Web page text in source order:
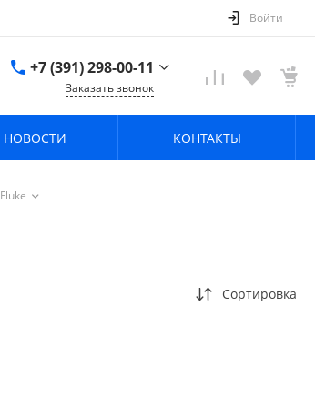
Войти
+7 (391) 298-00-11
г. Красноярск, пер.
Вс: Выходной
Заказать звонок
НОВОСТИ КОНТАКТЫ
Fluke
Сортировка